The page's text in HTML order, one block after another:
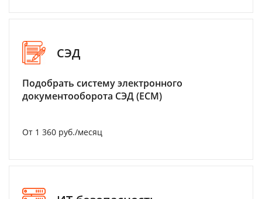
СЭД
Подобрать систему электронного
документооборота СЭД (ECM)
От 1 360 руб./месяц